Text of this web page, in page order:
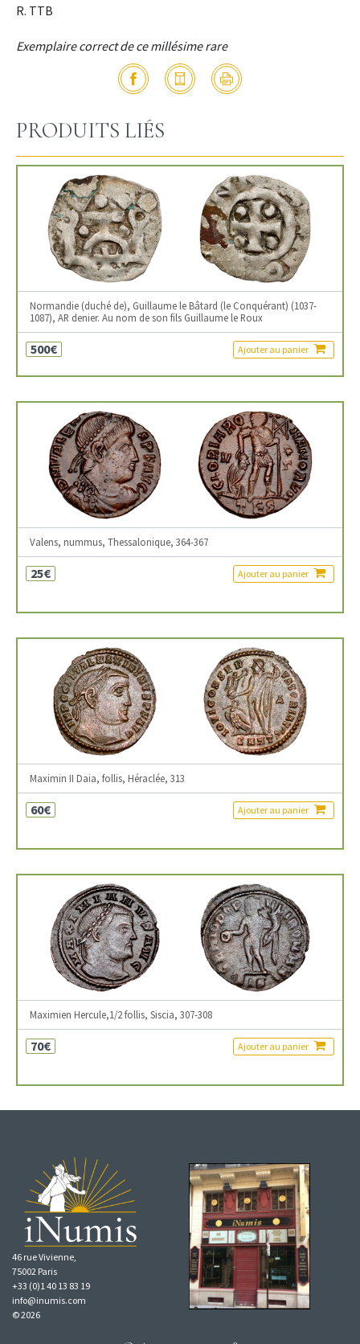
R. TTB
Exemplaire correct de ce millésime rare
PRODUITS LIÉS
Normandie (duché de), Guillaume le Bâtard (le Conquérant) (1037-
1087), AR denier. Au nom de son fils Guillaume le Roux
500€ Ajouter au panier
Valens, nummus, Thessalonique, 364-367
25€ Ajouter au panier
Maximin II Daia, follis, Héraclée, 313
60€ Ajouter au panier
Maximien Hercule,1/2 follis, Siscia, 307-308
70€ Ajouter au panier
46 rue Vivienne,
75002 Paris
+33 (0)1 40 13 83 19
info@inumis.com
© 2026